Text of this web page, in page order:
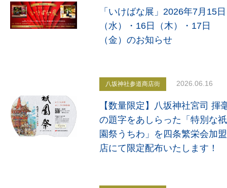
「いけばな展」2026年7月15日
（水）・16日（木）・17日
（金）のお知らせ
八坂神社参道商店街 2026.06.16
【数量限定】八坂神社宮司 揮
の題字をあしらった「特別な祇
園祭うちわ」を四条繁栄会加盟
店にて限定配布いたします！